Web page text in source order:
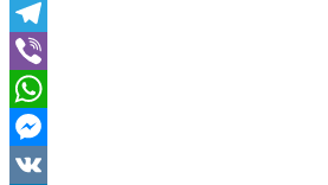
X
Telegram
Viber
WhatsApp
Messenger